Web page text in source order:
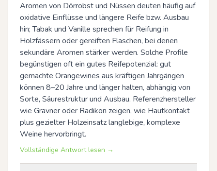
Aromen von Dörrobst und Nüssen deuten häufig auf
oxidative Einflüsse und längere Reife bzw. Ausbau
hin; Tabak und Vanille sprechen für Reifung in
Holzfässern oder gereiften Flaschen, bei denen
sekundäre Aromen stärker werden. Solche Profile
begünstigen oft ein gutes Reifepotenzial: gut
gemachte Orangewines aus kräftigen Jahrgängen
können 8–20 Jahre und länger halten, abhängig von
Sorte, Säurestruktur und Ausbau. Referenzhersteller
wie Gravner oder Radikon zeigen, wie Hautkontakt
plus gezielter Holzeinsatz langlebige, komplexe
Weine hervorbringt.
Vollständige Antwort lesen →